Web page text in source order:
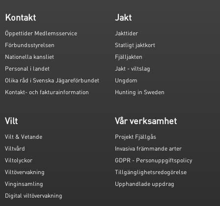
Kontakt
Öppettider Medlemsservice
Förbundsstyrelsen
Nationella kansliet
Personal i landet
Olika råd i Svenska Jägareförbundet
Kontakt- och fakturainformation
Jakt
Jakttider
Statligt jaktkort
Fjälljakten
Jakt - viltslag
Ungdom
Hunting in Sweden
Vilt
Vilt & Vetande
Viltvård
Viltolyckor
Viltövervakning
Vinginsamling
Digital viltövervakning
Vår verksamhet
Projekt Fjällgås
Invasiva främmande arter
GDPR - Personuppgiftspolicy
Tillgänglighetsredogörelse
Upphandlade uppdrag